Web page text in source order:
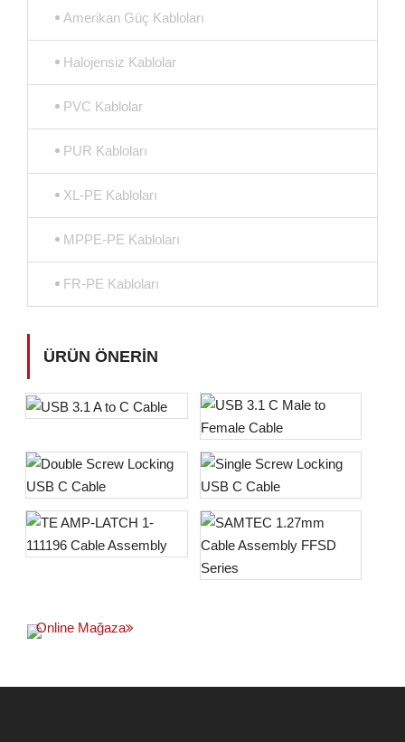
Amerikan Güç Kabloları
Halojensiz Kablolar
PVC Kablolar
PUR Kabloları
XL-PE Kabloları
MPPE-PE Kabloları
FR-PE Kabloları
ÜRÜN ÖNERIN
Online Mağaza